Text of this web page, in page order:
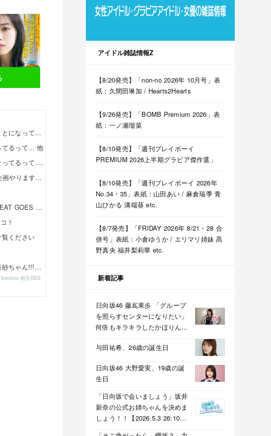
菅井友香ちゃんのスゲエ『ふくらみ』、大変なことになってるって... 他
てるって... 他
小川彩、薄着。ぽよぽよのお肌が大変なことになってるって... 他
青葉坂46『それぞれの坂道から選抜して合同で企画やります！』←これが最悪だよな 他
【動画】2026.08.07 ～DJ KOO PRESENTS～BEAT GOES ON 【鈴木佑捺 (乃木坂46)】
！
覧ください
林瑠奈ちゃんの巧みな話術とそれを見抜く池田瑛紗ちゃん!!!【乃木坂46】
相互RSS
アイドル雑誌情報Z
【8/20発売】「non-no 2026年 10月号」表
紙：久間田琳加 / Hearts2Hearts
【9/26発売】「BOMB Premium 2026」表
紙：一ノ瀬瑠菜
【8/10発売】「週刊プレイボーイ
PREMIUM 2026上半期グラビア傑作選」
【8/10発売】「週刊プレイボーイ 2026年
No.34・35」表紙：山田あい / 麻倉瑞季 青
山ひかる 溝端葵 etc.
【8/7発売】「FRIDAY 2026年 8/21・28 合
併号」表紙：小倉ゆうか / エリマリ姉妹 髙
野真央 福井梨莉華 etc.
新着記事
日向坂46 藤嶌果歩 「グループ
を照らすセンターになりたい」
何倍もキラキラしたかほりんが
与田祐希、26歳の誕生日
日向坂46 大野愛実、19歳の誕
生日
「日向坂で会いましょう」坂井
新奈の公式お姉ちゃんを決めま
しょう！！【2026.5.3 26:10〜